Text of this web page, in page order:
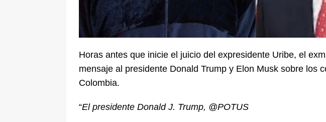
Horas antes que inicie el juicio del expresidente Uribe, el
mensaje al presidente Donald Trump y Elon Musk sobre los
Colombia.
“El presidente Donald J. Trump, @POTUS